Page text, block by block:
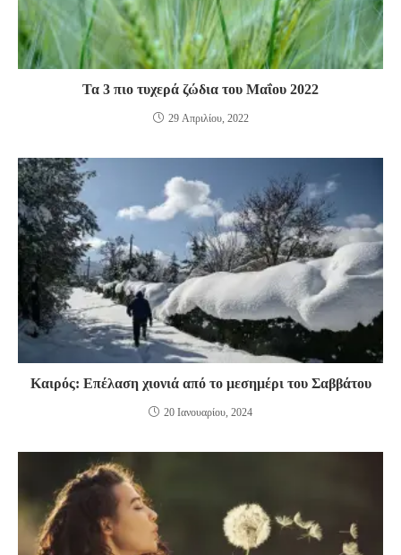
Τα 3 πιο τυχερά ζώδια του Μαΐου 2022
29 Απριλίου, 2022
Καιρός: Επέλαση χιονιά από το μεσημέρι του Σαββάτου
20 Ιανουαρίου, 2024